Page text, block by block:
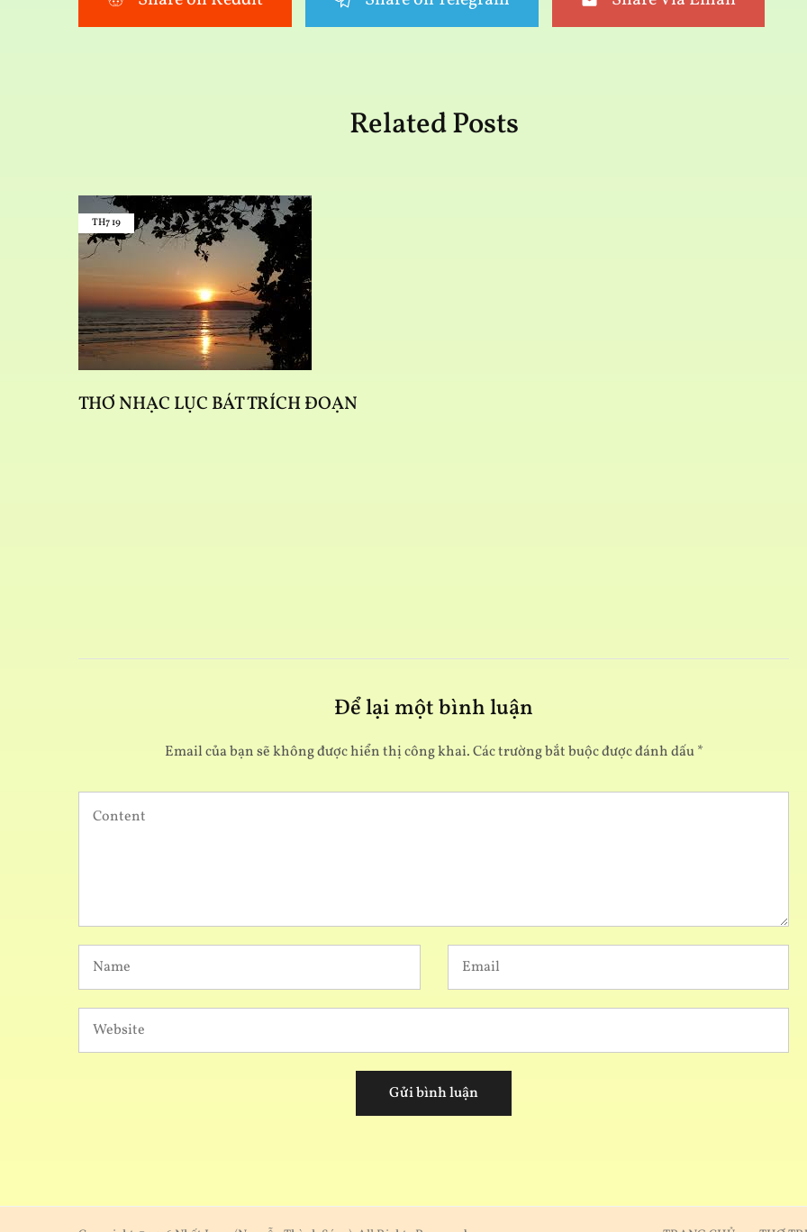
Related Posts
TH719
THƠ NHẠC LỤC BÁT TRÍCH ĐOẠN
Để lại một bình luận
Email của bạn sẽ không được hiển thị công khai.Các trường bắt buộc được đánh dấu*